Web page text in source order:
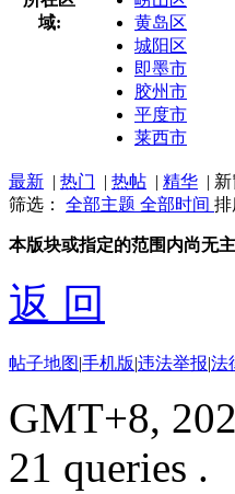
域:
黄岛区
城阳区
即墨市
胶州市
平度市
莱西市
最新 | 热门 | 热帖 | 精华 | 新
筛选： 全部主题 全部时间 排
本版块或指定的范围内尚无
返 回
帖子地图|手机版|违法举报|法
GMT+8,
21 queries .